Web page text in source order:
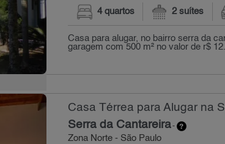
4 quartos 2 suítes
Casa para alugar, no bairro serra da
garagem com 500 m² no valor de r$
Casa Térrea para Alugar na
Serra da Cantareira-
Zona Norte - São Paulo